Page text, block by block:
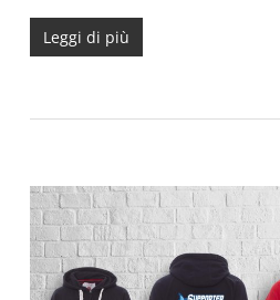
Leggi di più